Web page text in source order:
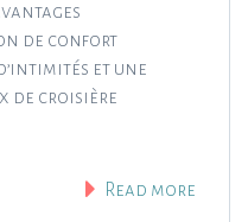
de confort
et une
de croisière
Read more